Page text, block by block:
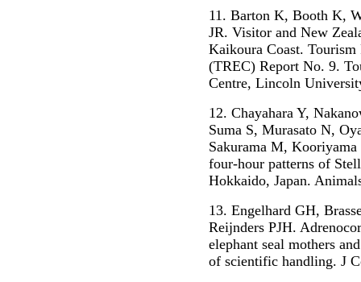
11. Barton K, Booth K,
JR. Visitor and New
Kaikoura Coast. Tourism
(TREC) Report No. 9.
Centre, Lincoln
12. Chayahara Y,
Suma S, Murasato N,
Sakurama M,
four-hour patterns of
Hokkaido, Japan.
13. Engelhard GH,
Reijnders PJH.
elephant seal mothers
of scientific handling. J